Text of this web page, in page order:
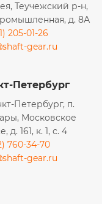
Теучежский р-н,
д. 8А
205-01-26
gear.ru
Петербург
Петербург, п.
Московское
д. 161, к. 1, с. 4
760-34-70
gear.ru